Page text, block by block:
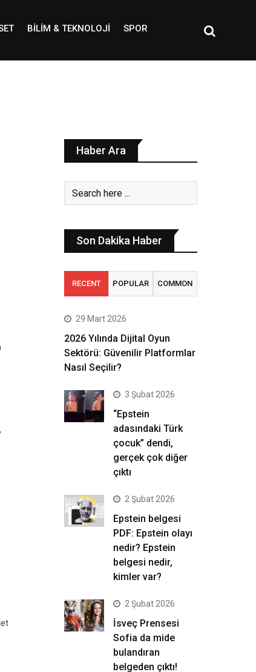
BILIM & TEKNOLOJI SPOR
Haber Ara
Son Dakika Haber
RECENT POPULAR COMMON
29 Mart 2026
2026 Yılında Dijital Oyun
Sektörü: Güvenilir Platformlar
Nasıl Seçilir?
3 Şubat 2026
“Epstein
adasındaki Türk
çocuk” dendi,
gerçek çok diğer
çıktı
2 Şubat 2026
Epstein belgesi
PDF: Epstein olayı
nedir? Epstein
belgesi nedir,
kimler var?
2 Şubat 2026
İsveç Prensesi
Sofia da mide
bulandıran
belgeden çıktı!